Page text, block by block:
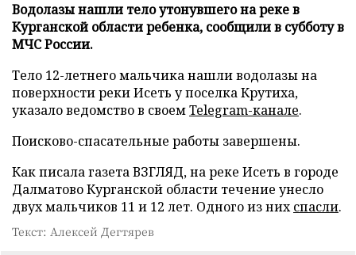
Водолазы нашли тело утонувшего на реке в
Курганской области ребенка, сообщили в субботу в
МЧС России.
Тело 12-летнего мальчика нашли водолазы на
поверхности реки Исеть у поселка Крутиха,
указало ведомство в своемTelegram-канале.
Поисково-спасательные работы завершены.
Как писала газета ВЗГЛЯД, на реке Исеть в городе
Далматово Курганской области течение унесло
двух мальчиков 11 и 12 лет. Одного из нихспасли.
Текст: Алексей Дегтярев